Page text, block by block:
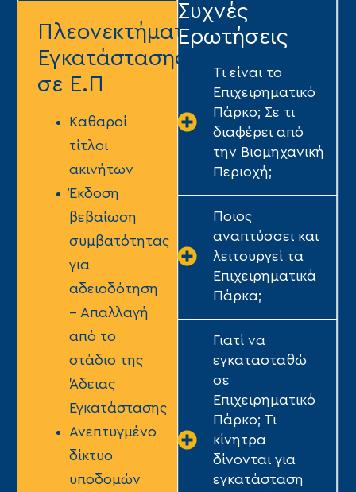
Πλεονεκτήματα
Εγκατάστασης
σε Ε.Π
Kαθαροί
τίτλοι
ακινήτων
Έκδοση
βεβαίωση
συμβατότητας
για
αδειοδότηση
– Απαλλαγή
από το
στάδιο της
Άδειας
Εγκατάστασης
Ανεπτυγμένο
δίκτυο
υποδομών
Συχνές
Ερωτήσεις
Τι είναι το
Επιχειρηματικό
Πάρκο; Σε τι
διαφέρει από
την Βιομηχανική
Περιοχή;
Ποιος
αναπτύσσει και
λειτουργεί τα
Επιχειρηματικά
Πάρκα;
Γιατί να
εγκατασταθώ
σε
Επιχειρηματικό
Πάρκο; Τι
κίνητρα
δίνονται για
εγκατάσταση